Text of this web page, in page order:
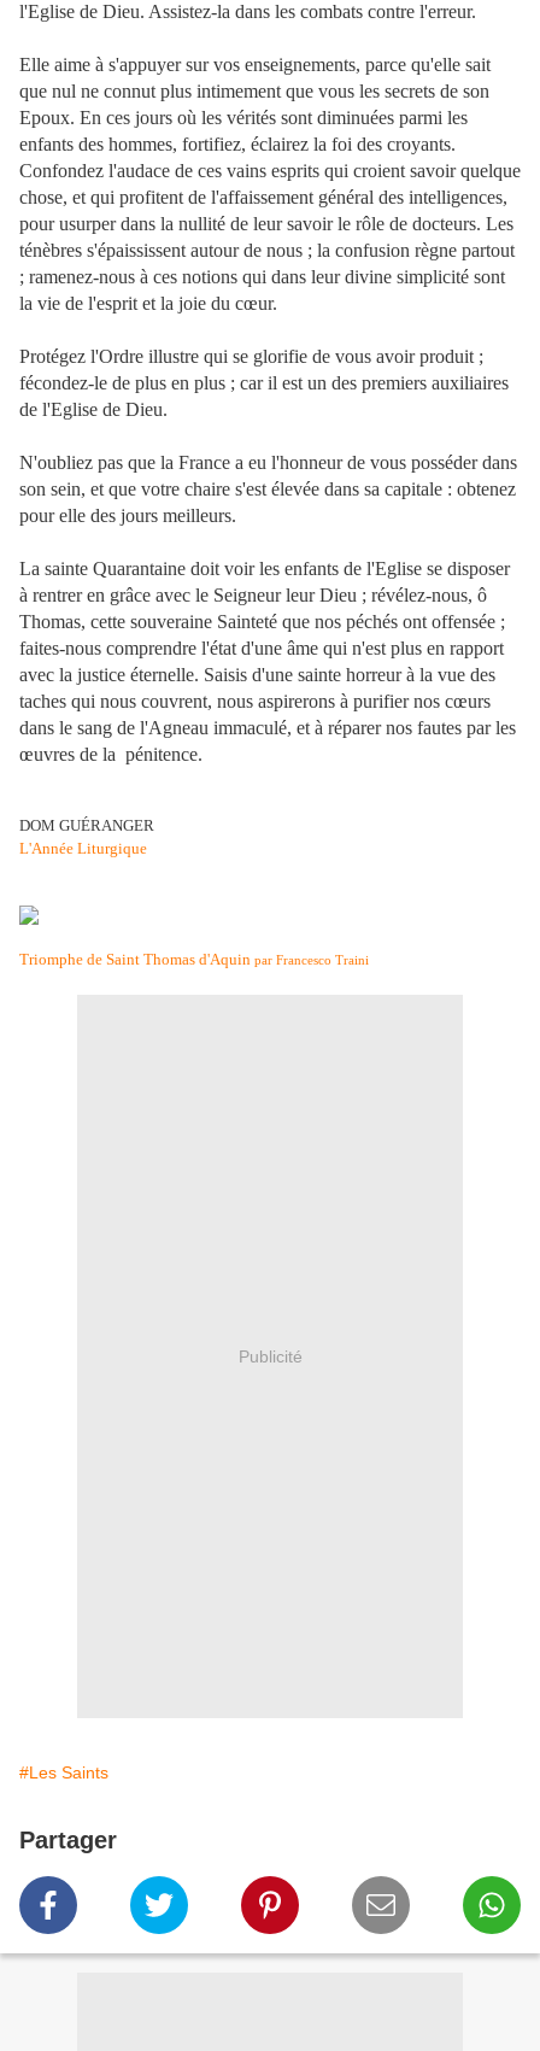
l'Eglise de Dieu. Assistez-la dans les combats contre l'erreur.
Elle aime à s'appuyer sur vos enseignements, parce qu'elle sait
que nul ne connut plus intimement que vous les secrets de son
Epoux. En ces jours où les vérités sont diminuées parmi les
enfants des hommes, fortifiez, éclairez la foi des croyants.
Confondez l'audace de ces vains esprits qui croient savoir quelque
chose, et qui profitent de l'affaissement général des intelligences,
pour usurper dans la nullité de leur savoir le rôle de docteurs. Les
ténèbres s'épaississent autour de nous ; la confusion règne partout
; ramenez-nous à ces notions qui dans leur divine simplicité sont
la vie de l'esprit et la joie du cœur.
Protégez l'Ordre illustre qui se glorifie de vous avoir produit ;
fécondez-le de plus en plus ; car il est un des premiers auxiliaires
de l'Eglise de Dieu.
N'oubliez pas que la France a eu l'honneur de vous posséder dans
son sein, et que votre chaire s'est élevée dans sa capitale : obtenez
pour elle des jours meilleurs.
La sainte Quarantaine doit voir les enfants de l'Eglise se disposer
à rentrer en grâce avec le Seigneur leur Dieu ; révélez-nous, ô
Thomas, cette souveraine Sainteté que nos péchés ont offensée ;
faites-nous comprendre l'état d'une âme qui n'est plus en rapport
avec la justice éternelle. Saisis d'une sainte horreur à la vue des
taches qui nous couvrent, nous aspirerons à purifier nos cœurs
dans le sang de l'Agneau immaculé, et à réparer nos fautes par les
œuvres de la pénitence.
DOM GUÉRANGER
L'Année Liturgique
Triomphe de Saint Thomas d'Aquin par Francesco Traini
Publicité
#Les Saints
Partager